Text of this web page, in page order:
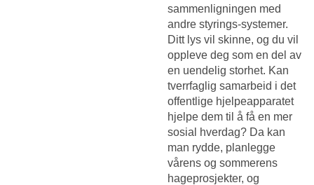
sammenligningen med
andre styrings-systemer.
Ditt lys vil skinne, og du vil
oppleve deg som en del av
en uendelig storhet. Kan
tverrfaglig samarbeid i det
offentlige hjelpeapparatet
hjelpe dem til å få en mer
sosial hverdag? Da kan
man rydde, planlegge
vårens og sommerens
hageprosjekter, og